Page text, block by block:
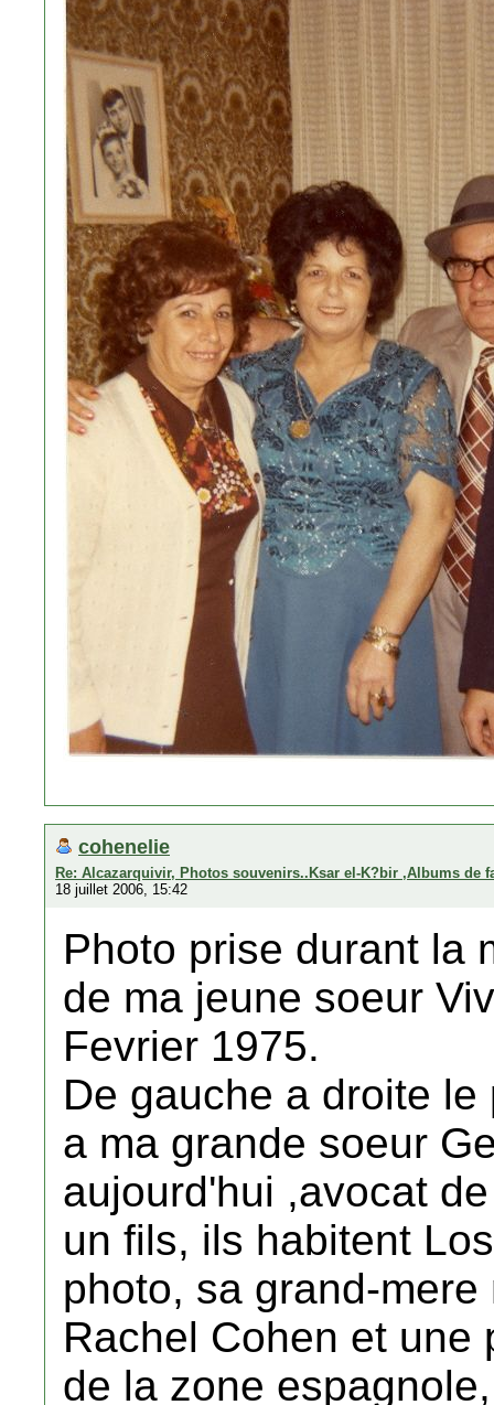
cohenelie
Re: Alcazarquivir, Photos souvenirs..Ksar el-K?bir ,Albums de
18 juillet 2006, 15:42
Photo prise durant la
de ma jeune soeur
Fevrier 1975.
De gauche a droite
a ma grande soeur
aujourd'hui ,avocat
un fils, ils habitent
photo, sa grand-
Rachel Cohen et une
de la zone